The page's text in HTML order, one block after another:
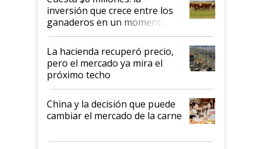
inversión que crece entre los
ganaderos en un momento
histórico para la actividad
La hacienda recuperó precio,
pero el mercado ya mira el
próximo techo
China y la decisión que puede
cambiar el mercado de la carne